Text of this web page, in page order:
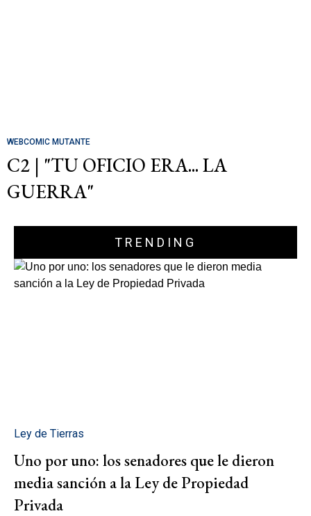
WEBCOMIC MUTANTE
C2 | "TU OFICIO ERA... LA
GUERRA"
TRENDING
Ley de Tierras
Uno por uno: los senadores que le dieron
media sanción a la Ley de Propiedad
Privada